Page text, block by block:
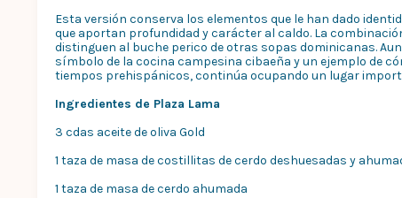
Esta versión conserva los elementos que le han dado
que aportan profundidad y carácter al caldo. La
distinguen al buche perico de otras sopas dominicanas.
símbolo de la cocina campesina cibaeña y un ejemplo de
tiempos prehispánicos, continúa ocupando un lugar
Ingredientes de Plaza Lama
3 cdas aceite de oliva Gold
1 taza de masa de costillitas de cerdo deshuesadas y
1 taza de masa de cerdo ahumada